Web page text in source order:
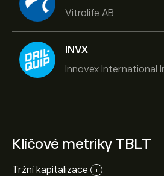
Vitrolife AB
INVX
Innovex International
Klíčové metriky TBLT
Tržní kapitalizace i